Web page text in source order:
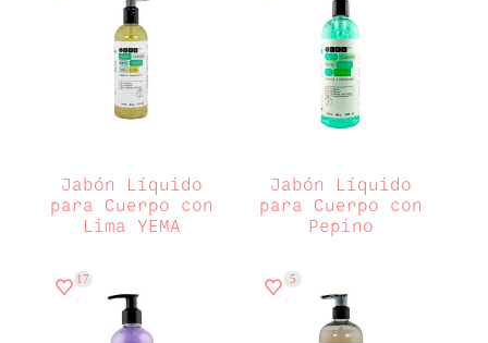
Jabón Líquido
para Cuerpo con
Lima YEMA
Jabón Líquido
para Cuerpo con
Pepino
17 5